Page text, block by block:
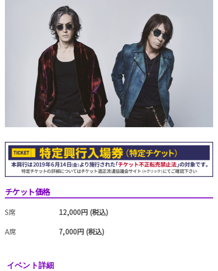
チケット価格
S席
12,000円 (税込)
A席
7,000円 (税込)
イベント詳細